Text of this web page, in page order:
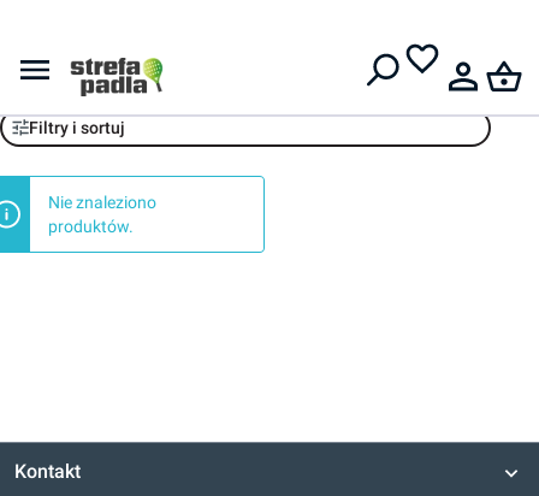
Odżywki białkowe
Filtry i sortuj
Nie znaleziono
produktów.
Kontakt